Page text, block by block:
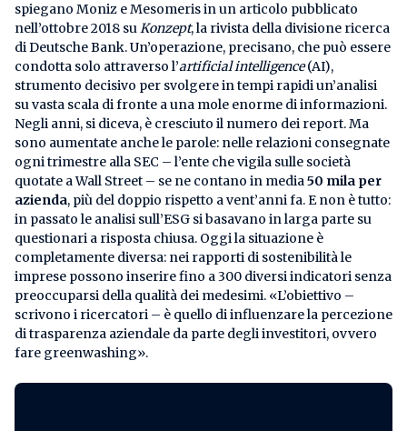
spiegano Moniz e Mesomeris in un articolo pubblicato
nell’ottobre 2018 suKonzept, la rivista della divisione ricerca
di Deutsche Bank. Un’operazione, precisano, che può essere
condotta solo attraverso l’artificial intelligence(AI),
strumento decisivo per svolgere in tempi rapidi un’analisi
su vasta scala di fronte a una mole enorme di informazioni.
Negli anni, si diceva, è cresciuto il numero dei report. Ma
sono aumentate anche le parole: nelle relazioni consegnate
ogni trimestre alla SEC – l’ente che vigila sulle società
quotate a Wall Street – se ne contano in media50 mila per
azienda, più del doppio rispetto a vent’anni fa. E non è tutto:
in passato le analisi sull’ESG si basavano in larga parte su
questionari a risposta chiusa. Oggi la situazione è
completamente diversa: nei rapporti di sostenibilità le
imprese possono inserire fino a 300 diversi indicatori senza
preoccuparsi della qualità dei medesimi. «L’obiettivo –
scrivono i ricercatori – è quello di influenzare la percezione
di trasparenza aziendale da parte degli investitori, ovvero
fare greenwashing».